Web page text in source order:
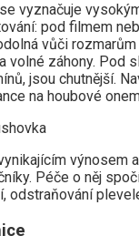
vyznačuje
pod filmem
vůči
volné záhony. Pod
jsou chutnější.
na houbové
výnosem
Péče o něj
odstraňování